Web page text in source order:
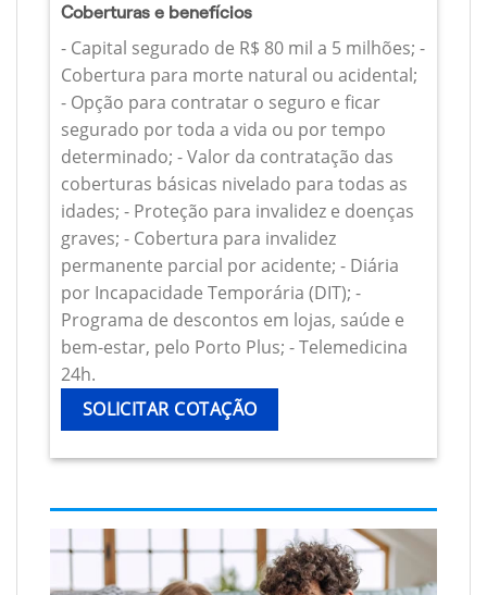
Coberturas e benefícios
- Capital segurado de R$ 80 mil a 5 milhões; -
Cobertura para morte natural ou acidental;
- Opção para contratar o seguro e ficar
segurado por toda a vida ou por tempo
determinado; - Valor da contratação das
coberturas básicas nivelado para todas as
idades; - Proteção para invalidez e doenças
graves; - Cobertura para invalidez
permanente parcial por acidente; - Diária
por Incapacidade Temporária (DIT); -
Programa de descontos em lojas, saúde e
bem-estar, pelo Porto Plus; - Telemedicina
24h.
SOLICITAR COTAÇÃO